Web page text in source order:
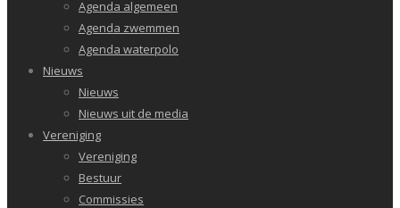
Agenda algemeen
Agenda zwemmen
Agenda waterpolo
Nieuws
Nieuws
Nieuws uit de media
Vereniging
Vereniging
Bestuur
Commissies